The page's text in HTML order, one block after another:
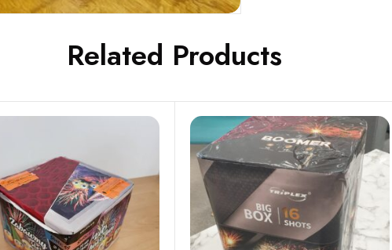
Related Products